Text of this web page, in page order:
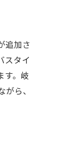
追加さ
スタイ
す。岐
ら、